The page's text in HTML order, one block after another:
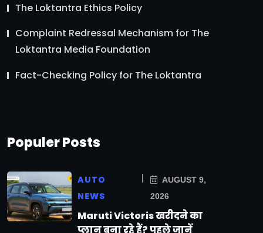
The Loktantra Ethics Policy
Complaint Redressal Mechanism for The
Loktantra Media Foundation
Fact-Checking Policy for The Loktantra
Populer Posts
AUTO
NEWS
AUGUST 9,
2026
Maruti Victoris खरीदने का
प्लान बना रहे हैं? पहले जानें